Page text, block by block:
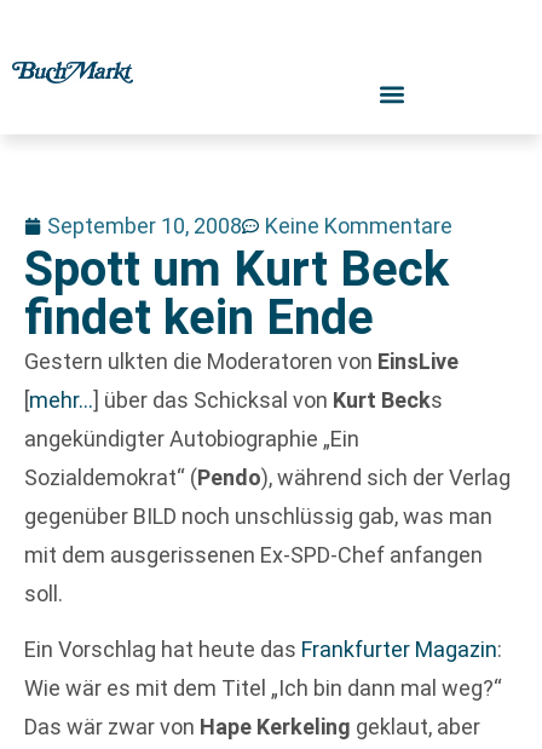
September 10, 2008 Keine Kommentare
Spott um Kurt Beck
findet kein Ende
Gestern ulkten die Moderatoren von EinsLive
[mehr…] über das Schicksal von Kurt Becks
angekündigter Autobiographie „Ein
Sozialdemokrat“ (Pendo), während sich der Verlag
gegenüber BILD noch unschlüssig gab, was man
mit dem ausgerissenen Ex-SPD-Chef anfangen
soll.
Ein Vorschlag hat heute das Frankfurter Magazin:
Wie wär es mit dem Titel „Ich bin dann mal weg?“
Das wär zwar von Hape Kerkeling geklaut, aber